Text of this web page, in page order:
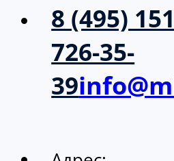
8 (495)
726-35-
39